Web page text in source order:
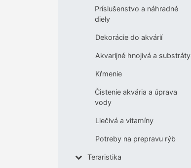
Príslušenstvo a náhradné
diely
Dekorácie do akvárií
Akvarijné hnojivá a substráty
Kŕmenie
Čistenie akvária a úprava
vody
Liečivá a vitamíny
Potreby na prepravu rýb
Teraristika